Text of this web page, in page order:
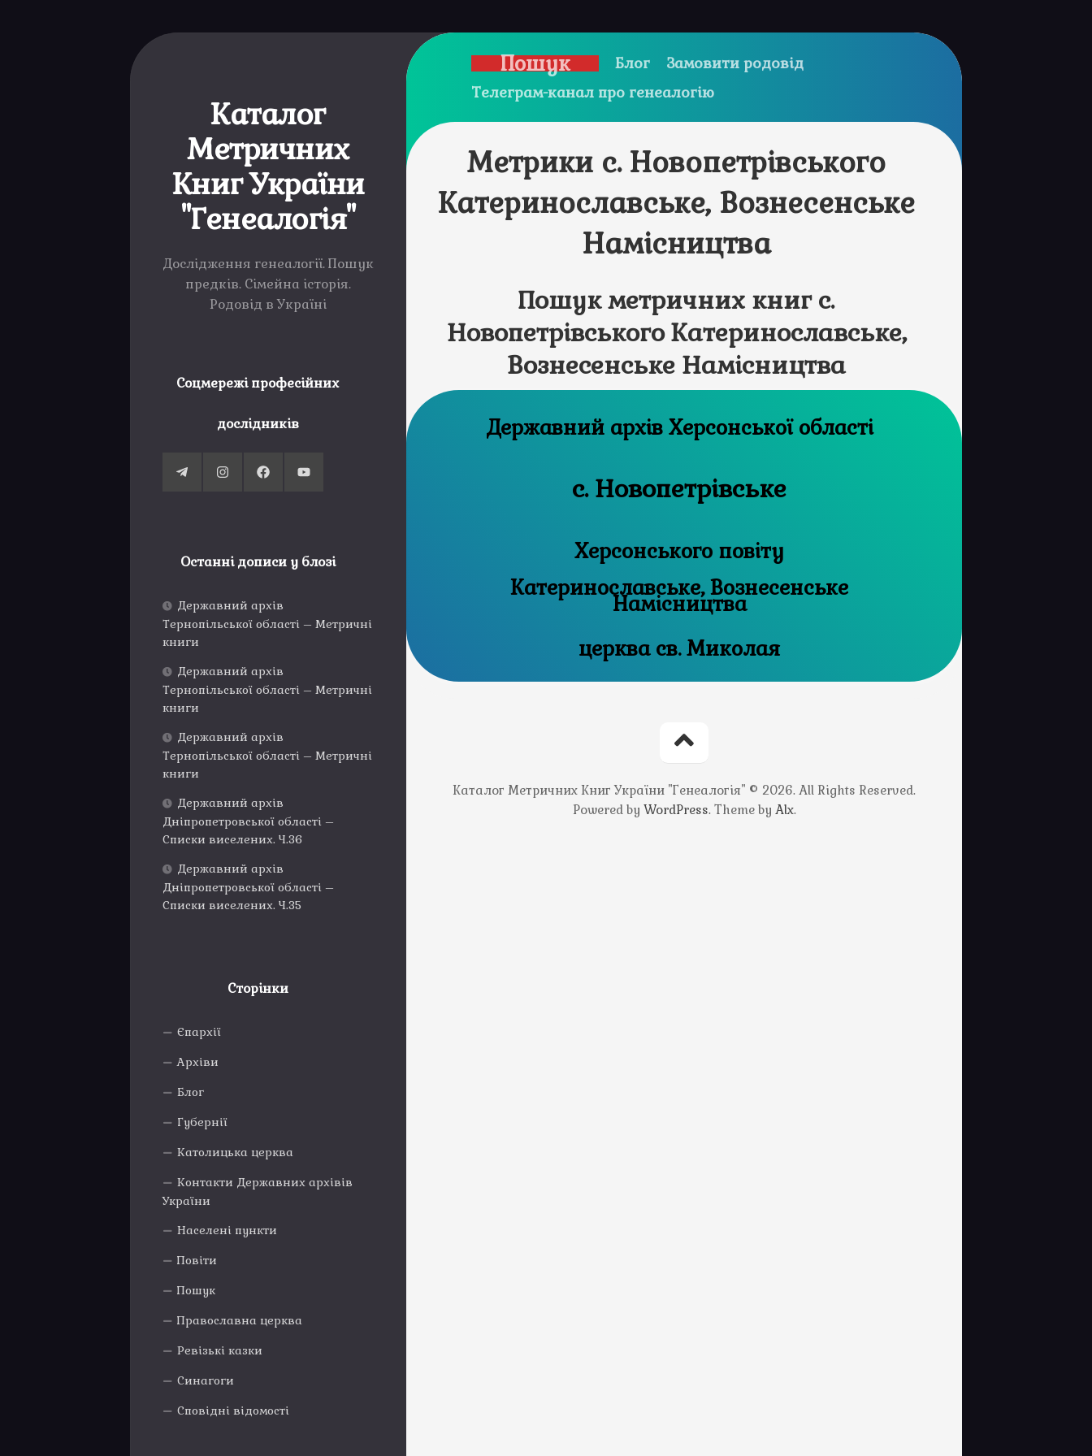
Каталог
Метричних
Книг України
"Генеалогія"
Дослідження генеалогії. Пошук
предків. Сімейна історія.
Родовід в Україні
Соцмережі професійних
дослідників
Останні дописи у блозі
Державний архів
Тернопільської області – Метричні
книги
Державний архів
Тернопільської області – Метричні
книги
Державний архів
Тернопільської області – Метричні
книги
Державний архів
Дніпропетровської області –
Списки виселених. Ч.36
Державний архів
Дніпропетровської області –
Списки виселених. Ч.35
Сторінки
Єпархії
Архіви
Блог
Губернії
Католицька церква
Контакти Державних архівів
України
Населені пункти
Повіти
Пошук
Православна церква
Ревізькі казки
Синагоги
Сповідні відомості
Пошук Блог
Замовити родовід
Телеграм-канал про генеалогію
Метрики с. Новопетрівського
Катеринославське, Вознесенське
Намісництва
Пошук метричних книг с.
Новопетрівського Катеринославське,
Вознесенське Намісництва
Державний архів Херсонської області
с. Новопетрівське
Херсонського повіту
Катеринославське, Вознесенське
Намісництва
церква св. Миколая
Каталог Метричних Книг України "Генеалогія" © 2026. All Rights Reserved.
Powered by WordPress. Theme by Alx.